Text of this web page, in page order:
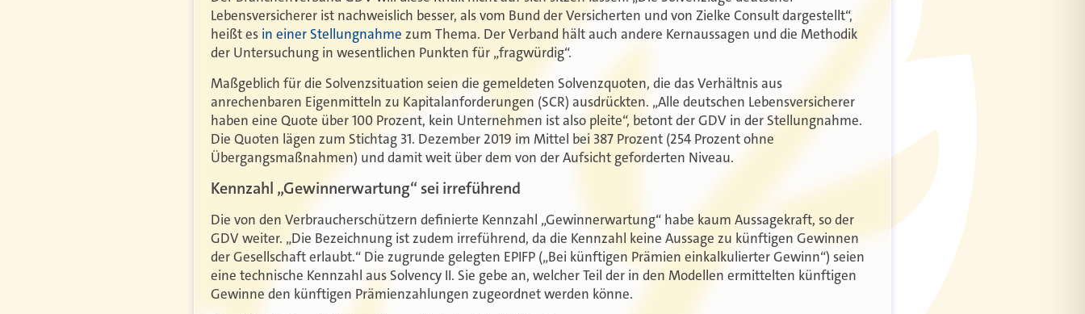
Lebensversicherer ist nachweislich besser, als vom Bund der Versicherten und von Zielke Consult dargestellt“,
heißt es in einer Stellungnahme zum Thema. Der Verband hält auch andere Kernaussagen und die Methodik
der Untersuchung in wesentlichen Punkten für „fragwürdig“.
Maßgeblich für die Solvenzsituation seien die gemeldeten Solvenzquoten, die das Verhältnis aus
anrechenbaren Eigenmitteln zu Kapitalanforderungen (SCR) ausdrückten. „Alle deutschen Lebensversicherer
haben eine Quote über 100 Prozent, kein Unternehmen ist also pleite“, betont der GDV in der Stellungnahme.
Die Quoten lägen zum Stichtag 31. Dezember 2019 im Mittel bei 387 Prozent (254 Prozent ohne
Übergangsmaßnahmen) und damit weit über dem von der Aufsicht geforderten Niveau.
Kennzahl „Gewinnerwartung“ sei irreführend
Die von den Verbraucherschützern definierte Kennzahl „Gewinnerwartung“ habe kaum Aussagekraft, so der
GDV weiter. „Die Bezeichnung ist zudem irreführend, da die Kennzahl keine Aussage zu künftigen Gewinnen
der Gesellschaft erlaubt.“ Die zugrunde gelegten EPIFP („Bei künftigen Prämien einkalkulierter Gewinn“) seien
eine technische Kennzahl aus Solvency II. Sie gebe an, welcher Teil der in den Modellen ermittelten künftigen
Gewinne den künftigen Prämienzahlungen zugeordnet werden könne.